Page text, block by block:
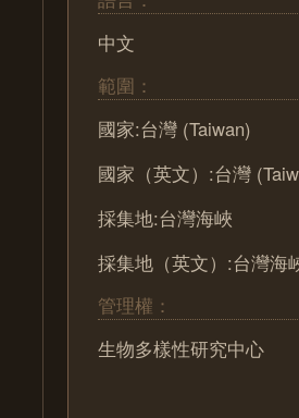
中文
範圍：
國家:台灣 (Taiwan)
國家（英文）:台灣
採集地:台灣海峽
採集地（英文）:台灣海
管理權：
生物多樣性研究中心